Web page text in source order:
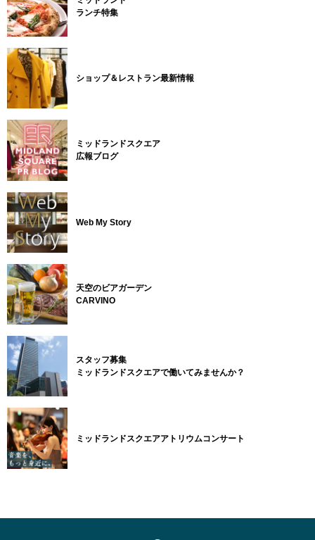
ランチ特集
ショップ＆レストラン最新情報
ミッドランドスクエア
広報ブログ
Web My Story
天空のビアガーデン
CARVINO
スタッフ募集
ミッドランドスクエアで働いてみませんか？
ミッドランドスクエアアトリウムコンサート